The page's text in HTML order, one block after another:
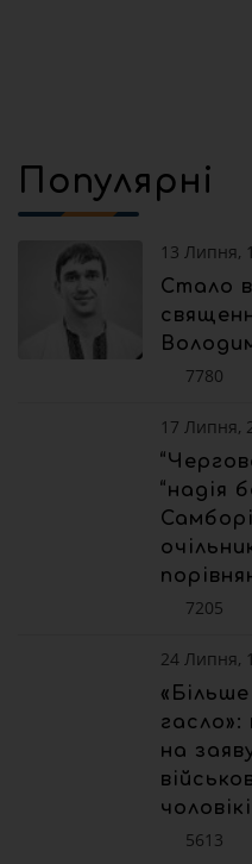
Популярні
13 Липня,
Стало
7780
17 Липня,
“надія
7205
24 Липня,
гасло»:
на
5613